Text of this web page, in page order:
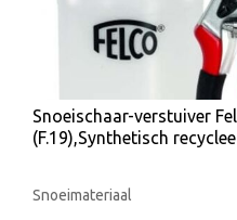
Snoeischaar-verstuiver
(F.19),Synthetisch
Snoeimateriaal